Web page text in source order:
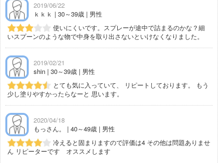
2019/06/22
ｋｋｋ | 30～39歳 | 男性
使いにくいです。スプレーが途中で詰まるのかな？細
いスプーンのような物で中身を取り出さないといけなくなりました。
2019/02/21
shin | 30～39歳 | 男性
とても気に入っていて、 リピートしております。 もう
少し塗りやすかったらなーと 思います。
2020/04/18
もっさん。 | 40～49歳 | 男性
冷えると固まりますので評価は4 その他は問題ありませ
ん リピーターです オススメします